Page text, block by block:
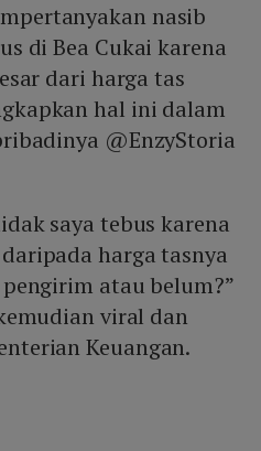
nasib
di Bea Cukai karena
dari harga tas
hal ini dalam
@EnzyStoria
saya tebus karena
harga tasnya
atau belum?”
viral dan
Keuangan.